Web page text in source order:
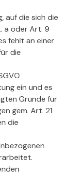
auf die sich die
a oder Art. 9
fehlt an einer
die
ein und es
Gründe für
gem. Art. 21
die